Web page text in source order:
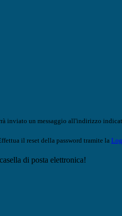
inviato un messaggio all'indirizzo
il reset della password tramite la
di posta elettronica!